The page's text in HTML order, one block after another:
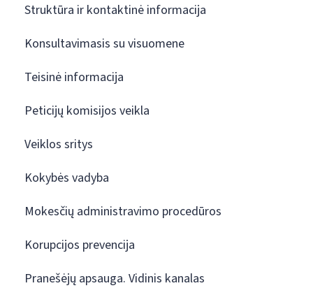
Struktūra ir kontaktinė informacija
Konsultavimasis su visuomene
Teisinė informacija
Peticijų komisijos veikla
Veiklos sritys
Kokybės vadyba
Mokesčių administravimo procedūros
Korupcijos prevencija
Pranešėjų apsauga. Vidinis kanalas